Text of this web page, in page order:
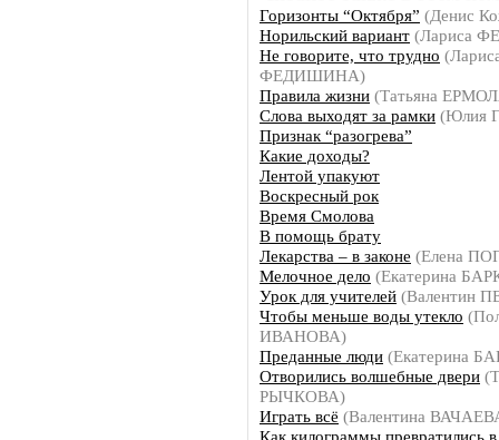
Горизонты “Октября” (Денис
Норильский вариант (Лариса
Не говорите, что трудно
ФЕДИШИНА)
Правила жизни (Татьяна
Слова выходят за рамки (Юлия
Признак “разогрева”
Какие доходы?
Лентой упакуют
Воскресный рок
Время Смолова
В помощь брату
Лекарства – в законе (Елена
Мелочное дело (Екатерина
Урок для учителей (Валентин
Чтобы меньше воды утекло
ИВАНОВА)
Преданные люди (Екатерина
Отворились волшебные двери
РЫЧКОВА)
Играть всё (Валентина
Как килограммы превратились